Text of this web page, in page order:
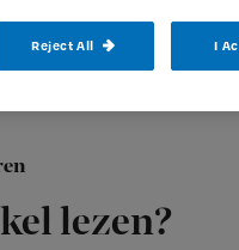
lezen?
vinden
Reject All I